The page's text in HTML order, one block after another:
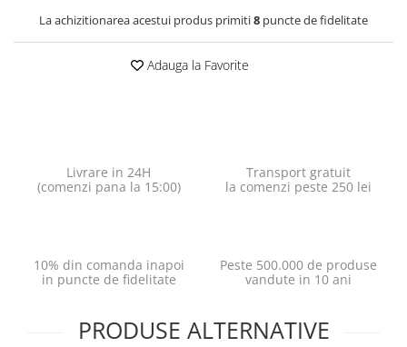
La achizitionarea acestui produs primiti8 puncte de fidelitate
Adauga la Favorite
Livrare in 24H
(comenzi pana la 15:00)
Transport gratuit
la comenzi peste 250 lei
10% din comanda inapoi
in puncte de fidelitate
Peste 500.000 de produse
vandute in 10 ani
PRODUSE ALTERNATIVE